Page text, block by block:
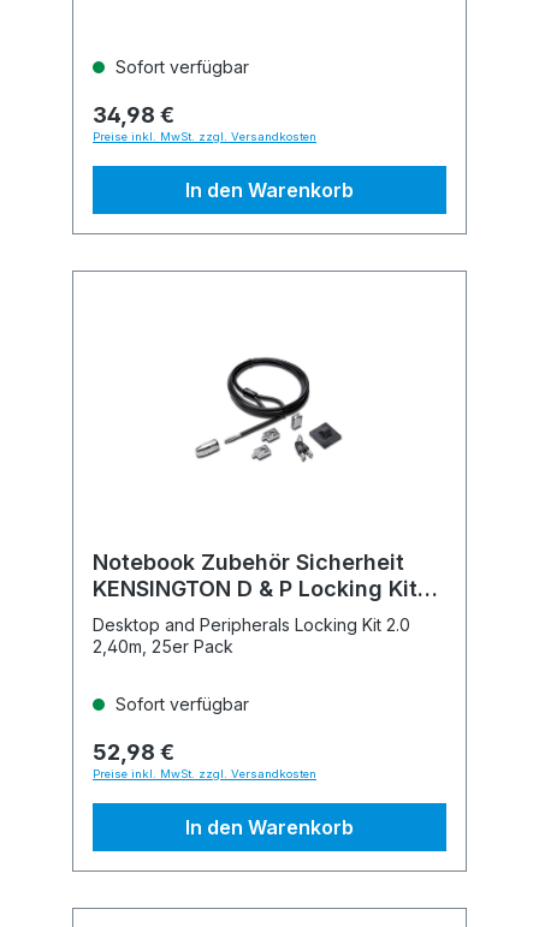
Sofort verfügbar
34,98 €
Preise inkl. MwSt. zzgl. Versandkosten
In den Warenkorb
Notebook Zubehör Sicherheit
KENSINGTON D & P Locking Kit
2.0
Desktop and Peripherals Locking Kit 2.0
2,40m, 25er Pack
Sofort verfügbar
52,98 €
Preise inkl. MwSt. zzgl. Versandkosten
In den Warenkorb